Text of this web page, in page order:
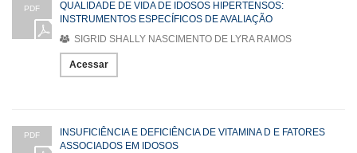
PDF
QUALIDADE DE VIDA DE IDOSOS HIPERTENSOS:
INSTRUMENTOS ESPECÍFICOS DE AVALIAÇÃO
SIGRID SHALLY NASCIMENTO DE LYRA RAMOS
Acessar
PDF
INSUFICIÊNCIA E DEFICIÊNCIA DE VITAMINA D E FATORES
ASSOCIADOS EM IDOSOS